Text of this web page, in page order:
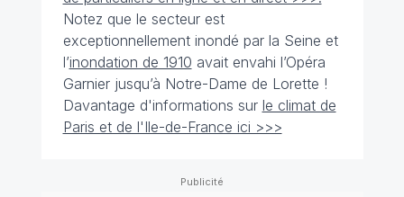
Notez que le secteur est
exceptionnellement inondé par la Seine et
l’inondation de 1910 avait envahi l’Opéra
Garnier jusqu’à Notre-Dame de Lorette !
Davantage d'informations sur le climat de
Paris et de l'Ile-de-France ici >>>